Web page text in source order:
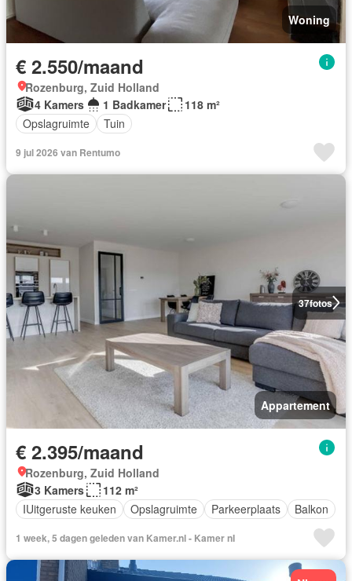
Woning
€ 2.550/maand
Rozenburg, Zuid Holland
4 Kamers
1 Badkamer
118 m²
Opslagruimte
Tuin
9 jul 2026 van Rentumo
37fotos
Appartement
€ 2.395/maand
Rozenburg, Zuid Holland
3 Kamers
112 m²
IUitgeruste keuken
Opslagruimte Parkeerplaats Balkon
1 week, 5 dagen geleden van Kamer.nl - Kamer nI